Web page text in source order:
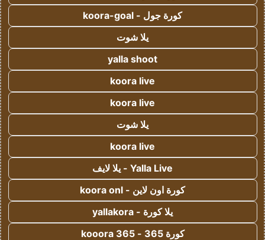
كورة جول - koora-goal
يلا شوت
yalla shoot
koora live
koora live
يلا شوت
koora live
Yalla Live - يلا لايف
كورة اون لاين - koora onl
يلا كورة - yallakora
كورة 365 - kooora 365